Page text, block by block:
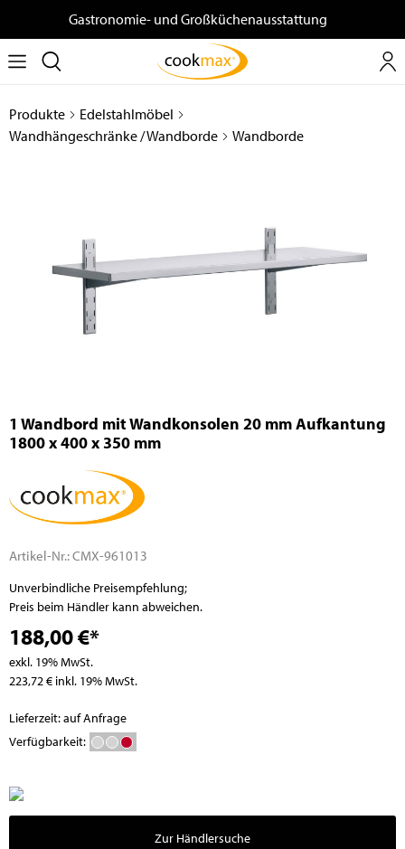
Gastronomie- und Großküchenausstattung
Produkte
Edelstahlmöbel
Wandhängeschränke / Wandborde
Wandborde
1 Wandbord mit Wandkonsolen 20 mm Aufkantung
1800 x 400 x 350 mm
Artikel-Nr.:CMX-961013
Unverbindliche Preisempfehlung;
Preis beim Händler kann abweichen.
188,00 €*
exkl. 19% MwSt.
223,72 € inkl. 19% MwSt.
Lieferzeit: auf Anfrage
Verfügbarkeit:
Zur Händlersuche